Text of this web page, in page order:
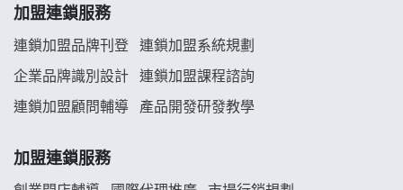
韓金量加盟說明會
義氣豐發雞加盟說明會
白鬍泡泡 BOHO POPO加盟說明會
加盟連鎖服務
連鎖加盟品牌刊登 連鎖加盟系統規劃
企業品牌識別設計 連鎖加盟課程諮詢
連鎖加盟顧問輔導 產品開發研發教學
加盟連鎖服務